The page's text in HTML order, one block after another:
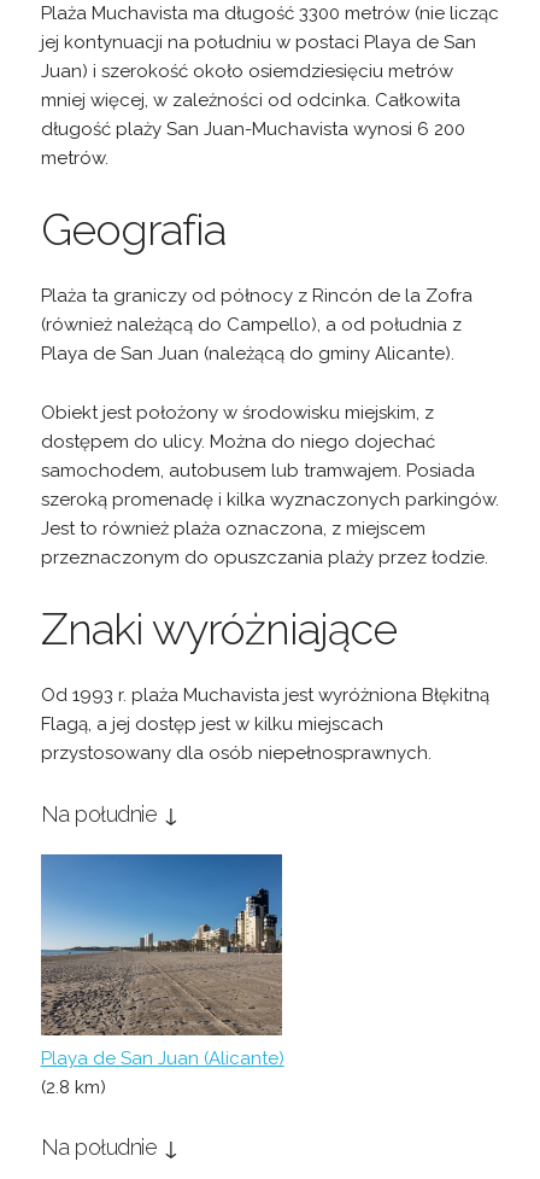
Plaża Muchavista ma długość 3300 metrów (nie licząc
jej kontynuacji na południu w postaci Playa de San
Juan) i szerokość około osiemdziesięciu metrów
mniej więcej, w zależności od odcinka. Całkowita
długość plaży San Juan-Muchavista wynosi 6 200
metrów.
Geografia
Plaża ta graniczy od północy z Rincón de la Zofra
(również należącą do Campello), a od południa z
Playa de San Juan (należącą do gminy Alicante).
Obiekt jest położony w środowisku miejskim, z
dostępem do ulicy. Można do niego dojechać
samochodem, autobusem lub tramwajem. Posiada
szeroką promenadę i kilka wyznaczonych parkingów.
Jest to również plaża oznaczona, z miejscem
przeznaczonym do opuszczania plaży przez łodzie.
Znaki wyróżniające
Od 1993 r. plaża Muchavista jest wyróżniona Błękitną
Flagą, a jej dostęp jest w kilku miejscach
przystosowany dla osób niepełnosprawnych.
Na południe ↓
Playa de San Juan (Alicante)
(2.8 km)
Na południe ↓